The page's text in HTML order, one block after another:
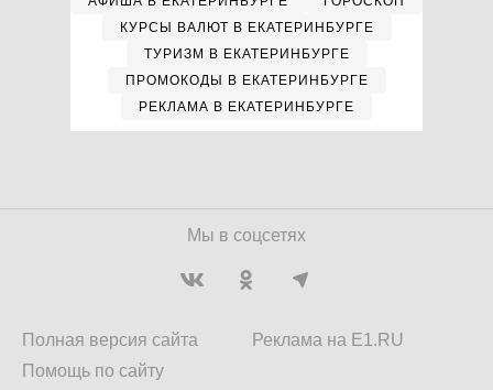
КУРСЫ ВАЛЮТ В ЕКАТЕРИНБУРГЕ
ТУРИЗМ В ЕКАТЕРИНБУРГЕ
ПРОМОКОДЫ В ЕКАТЕРИНБУРГЕ
РЕКЛАМА В ЕКАТЕРИНБУРГЕ
Мы в соцсетях
Полная версия сайта
Помощь по сайту
Реклама на E1.RU